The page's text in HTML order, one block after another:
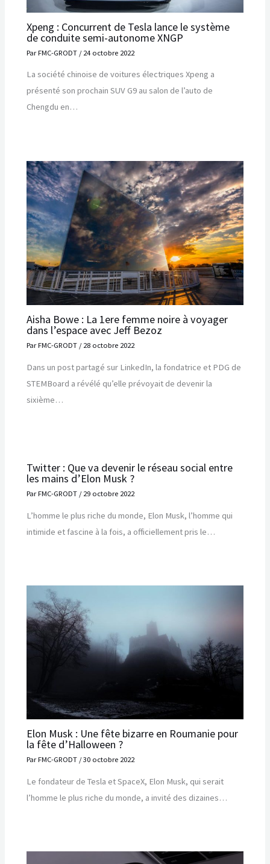
Xpeng : Concurrent de Tesla lance le système
de conduite semi-autonome XNGP
ParFMC-GRODT /24 octobre 2022
La société chinoise de voitures électriques Xpeng a
présenté son prochain SUV G9 au salon de l’auto de
Chengdu en…
Aisha Bowe : La 1ere femme noire à voyager
dans l’espace avec Jeff Bezoz
ParFMC-GRODT /28 octobre 2022
Dans un post partagé sur LinkedIn, la fondatrice et PDG de
STEMBoard a révélé qu’elle prévoyait de devenir la
sixième…
Twitter : Que va devenir le réseau social entre
les mains d’Elon Musk ?
ParFMC-GRODT /29 octobre 2022
L’homme le plus riche du monde, Elon Musk, l’homme qui
intimide et fascine à la fois, a officiellement pris le…
Elon Musk : Une fête bizarre en Roumanie pour
la fête d’Halloween ?
ParFMC-GRODT /30 octobre 2022
Le fondateur de Tesla et SpaceX, Elon Musk, qui serait
l’homme le plus riche du monde, a invité des dizaines…